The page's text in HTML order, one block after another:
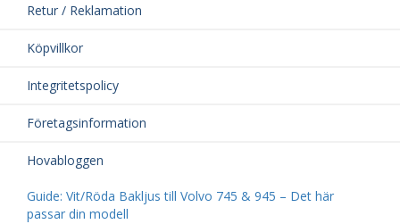
Retur / Reklamation
Köpvillkor
Integritetspolicy
Företagsinformation
Hovabloggen
Guide: Vit/Röda Bakljus till Volvo 745 & 945 – Det här
passar din modell